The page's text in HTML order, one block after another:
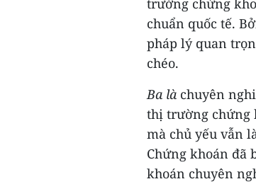
trường chứng
chuẩn quốc tế.
pháp lý quan
chéo.
Ba là chuyên
thị trường chứng
mà chủ yếu vẫn
Chứng khoán đã
khoán chuyên